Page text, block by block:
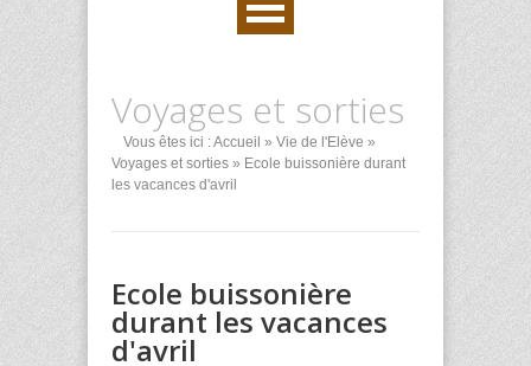
Voyages et sorties
Vous êtes ici :Accueil » Vie de l'Elève »
Voyages et sorties » Ecole buissonière durant
les vacances d'avril
Ecole buissonière
durant les vacances
d'avril